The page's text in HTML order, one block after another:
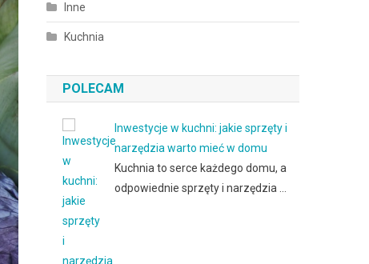
Inne
Kuchnia
POLECAM
Inwestycje w kuchni: jakie sprzęty i
narzędzia warto mieć w domu
Kuchnia to serce każdego domu, a
odpowiednie sprzęty i narzędzia …